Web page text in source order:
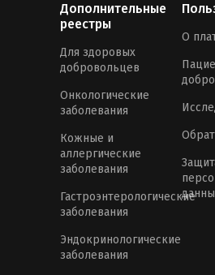
Дополнительные
реестры
Для здоровых
добровольцев
Онкологические
заболевания
Кожные и
аллергические
заболевания
Гастроэнтерологические
заболевания
Эндокринологические
заболевания
О